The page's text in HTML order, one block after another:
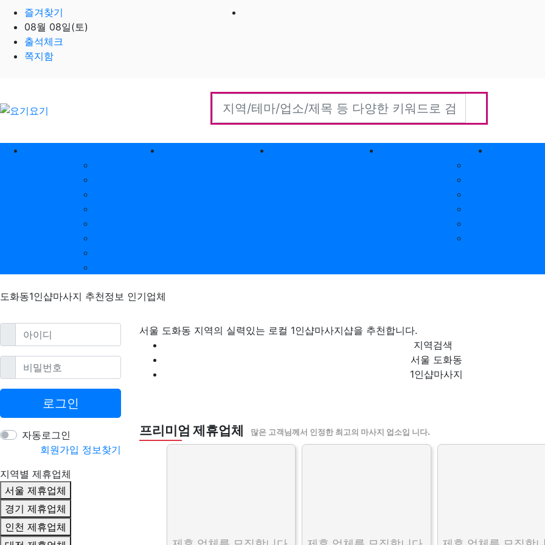
즐겨찾기
08월 08일(토)
출석체크
쪽지함
홈으로
도화동1인샵마사지 추천정보 인기업체
서울 도화동 지역의 실력있는 로컬 1인샵마사지샵을 추천합니다.
지역검색
서울 도화동
1인샵마사지
프리미엄 제휴업체 많은 고객님께서 인정한 최고의 마사지 업소입 니다.
아이디필수
비밀번호필수
로그인
자동로그인
회원가입 정보찾기
지역별 제휴업체
서울 제휴업체
경기 제휴업체
인천 제휴업체